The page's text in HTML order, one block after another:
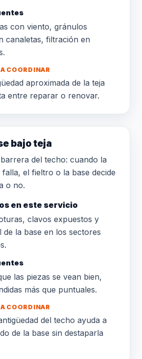
con viento, gránulos
canaletas, filtración en
COORDINAR
aproximada de la teja
entre reparar o renovar.
bajo teja
del techo: cuando la
el fieltro o la base decide
o no.
en este servicio
clavos expuestos y
de la base en los sectores
las piezas se vean bien,
más que puntuales.
COORDINAR
del techo ayuda a
de la base sin destaparla